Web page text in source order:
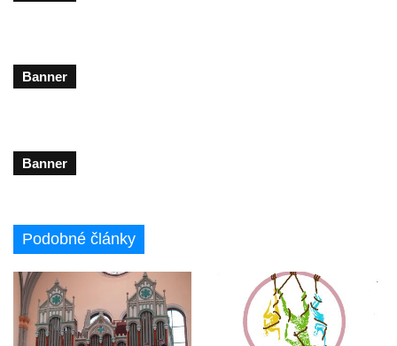
Banner
Banner
Podobné články